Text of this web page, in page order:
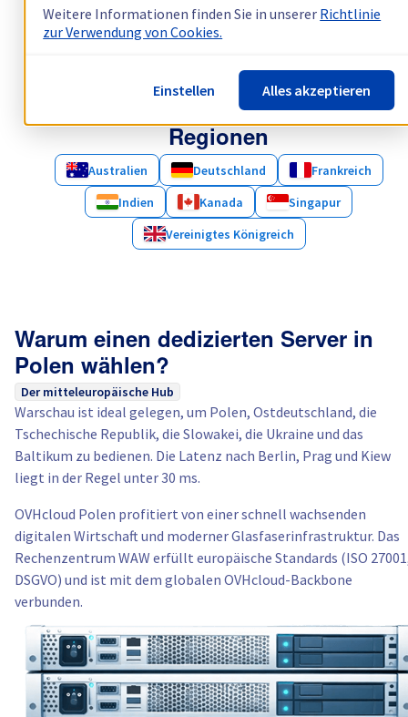
Entdecken Sie unsere anderen
Regionen
Australien Deutschland
Frankreich
Indien
Kanada
Singapur
Vereinigtes Königreich
Warum einen dedizierten Server in
Polen wählen?
Der mitteleuropäische Hub
Warschau ist ideal gelegen, um Polen, Ostdeutschland, die
Tschechische Republik, die Slowakei, die Ukraine und das
Baltikum zu bedienen. Die Latenz nach Berlin, Prag und Kiew
liegt in der Regel unter 30 ms.
OVHcloud Polen profitiert von einer schnell wachsenden
digitalen Wirtschaft und moderner Glasfaserinfrastruktur. Das
Rechenzentrum WAW erfüllt europäische Standards (ISO
DSGVO) und ist mit dem globalen OVHcloud-Backbone
verbunden.
Weitere Informationen finden Sie in unserer Richtlinie
zur Verwendung von Cookies.
Einstellen Alles akzeptieren